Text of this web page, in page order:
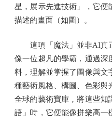
星，展示先進技術」，它便
描述的畫面（如圖）。
這項「魔法」並非AI真
像一位超凡的學霸，通過深
料，理解並掌握了圖像與文
種藝術風格、構圖、色彩與
全球的藝術寶庫，將這些知
語」時，它便能像拼樂高一